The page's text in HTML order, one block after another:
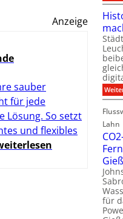
Anzeige
sauber
für jede
Lösung. So setzt
und flexibles
Lahn
für